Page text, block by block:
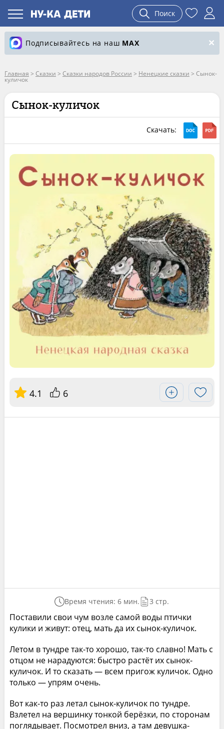
Поиск
Подписывайтесь на наш MAX
Главная > Сказки > Сказки народов России > Ненецкие сказки > Сынок-
куличок
Сынок-куличок
Скачать:
4.1 6
Время чтения: 6 мин. 3 стр.
Поставили свои чум возле самой воды птички
кулики и живут: отец, мать да их сынок-куличок.
Летом в тундре так-то хорошо, так-то славно! Мать с
отцом не нарадуются: быстро растёт их сынок-
куличок. И то сказать — всем пригож куличок. Одно
только — упрям очень.
Вот как-то раз летал сынок-куличок по тундре.
Взлетел на вершинку тонкой берёзки, по сторонам
поглядывает. Посмотрел вниз, а там девушка-